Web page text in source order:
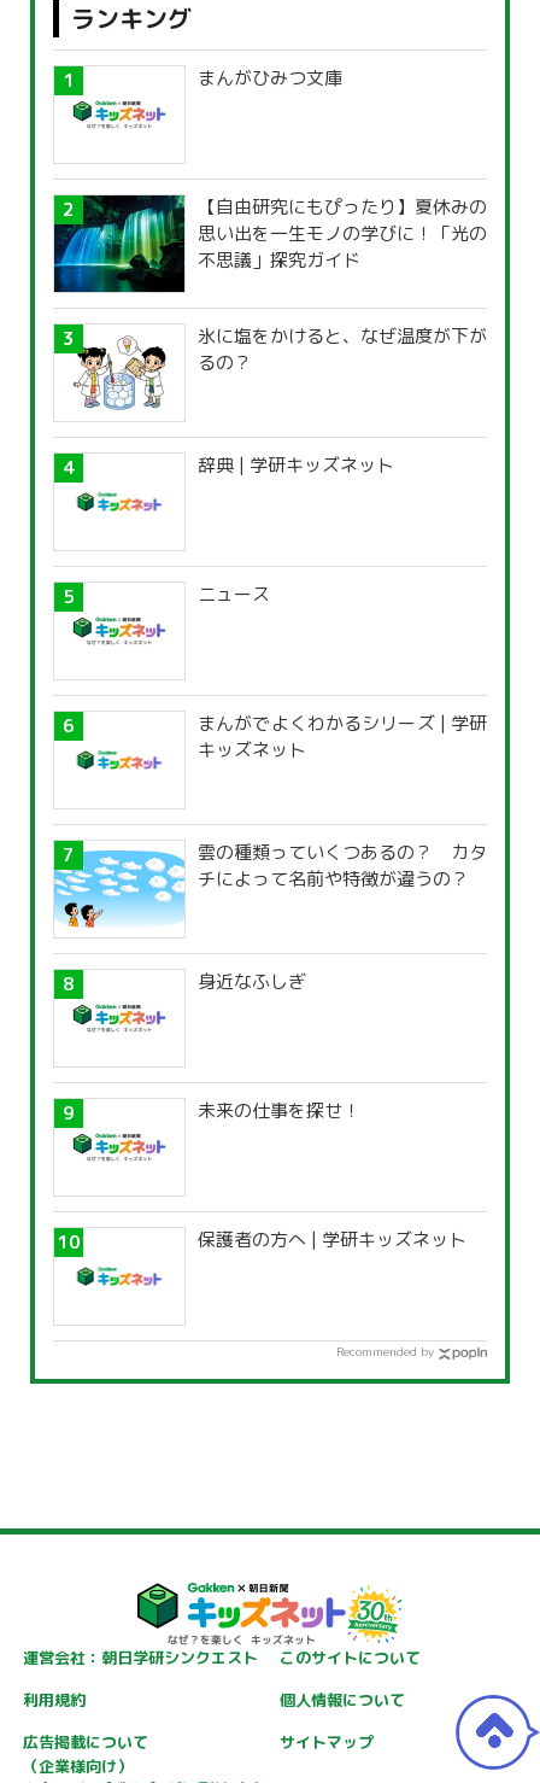
ランキング
まんがひみつ文庫
【自由研究にもぴったり】夏休みの
思い出を一生モノの学びに！「光の
不思議」探究ガイド
氷に塩をかけると、なぜ温度が下が
るの？
辞典 | 学研キッズネット
ニュース
まんがでよくわかるシリーズ | 学研
キッズネット
雲の種類っていくつあるの？ カタ
チによって名前や特徴が違うの？
身近なふしぎ
未来の仕事を探せ！
保護者の方へ | 学研キッズネット
Recommended by
運営会社：朝日学研シンクエスト
このサイトについて
利用規約
個人情報について
広告掲載について
（企業様向け）
サイトマップ